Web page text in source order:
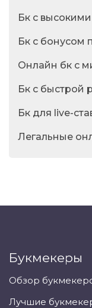
Бк с
Бк с бонусом
Онлайн бк с
Бк с быстрой
Бк для live-
Легальные
Букмекеры
Обзор
Лучшие